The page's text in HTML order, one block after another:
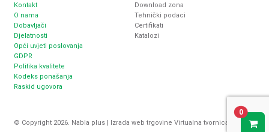
Kontakt
O nama
Dobavljači
Djelatnosti
Opći uvjeti poslovanja
GDPR
Politika kvalitete
Kodeks ponašanja
Raskid ugovora
Download zona
Tehnički podaci
Certifikati
Katalozi
© Copyright 2026. Nabla plus | Izrada web trgovine Virtualna tvornica
0